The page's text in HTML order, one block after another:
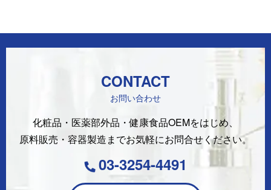
CONTACT
お問い合わせ
化粧品・医薬部外品・健康食品OEMをはじめ、
原料販売・容器製造までお気軽にお問合せください。
03-3254-4491